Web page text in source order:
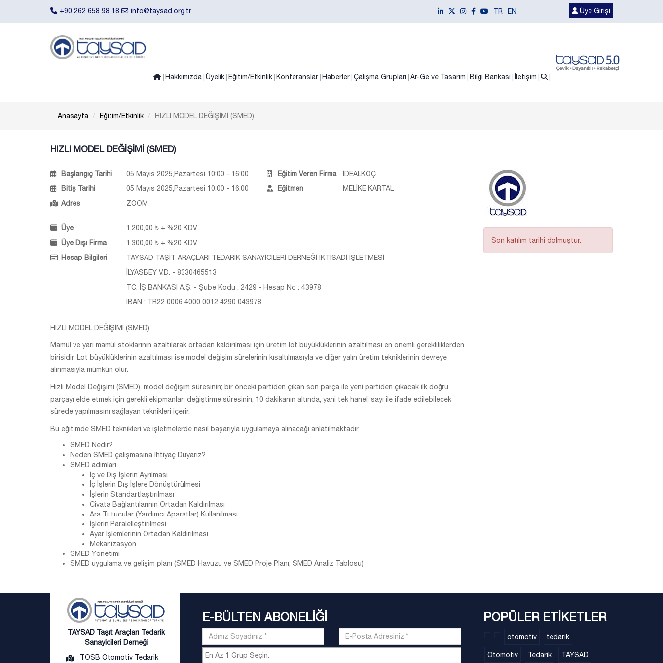
+90 262 658 98 18 info@taysad.org.tr TR EN Üye Girişi
Hakkımızda Üyelik Eğitim/Etkinlik Konferanslar Haberler Çalışma Grupları Ar-Ge ve Tasarım Bilgi Bankası İletişim
Anasayfa Eğitim/Etkinlik HIZLI MODEL DEĞİŞİMİ (SMED)
HIZLI MODEL DEĞİŞİMİ (SMED)
Başlangıç Tarihi
05 Mayıs 2025,Pazartesi 10:00 - 16:00
Bitiş Tarihi
05 Mayıs 2025,Pazartesi 10:00 - 16:00
Adres
ZOOM
Eğitim Veren Firma
İDEALKOÇ
Eğitmen
MELİKE KARTAL
Üye
1.200,00 ₺ + %20 KDV
Üye Dışı Firma
1.300,00 ₺ + %20 KDV
Hesap Bilgileri
TAYSAD TAŞIT ARAÇLARI TEDARİK SANAYİCİLERİ DERNEĞİ İKTİSADİ İŞLETMESİ
İLYASBEY V.D. - 8330465513
TC. İŞ BANKASI A.Ş. - Şube Kodu : 2429 - Hesap No : 43978
IBAN : TR22 0006 4000 0012 4290 043978
HIZLI MODEL DEĞİŞİMİ (SMED)
Mamül ve yarı mamül stoklarının azaltılarak ortadan kaldırılması için üretim lot büyüklüklerinin azaltılması en önemli gerekliliklerden
birisidir. Lot büyüklüklerinin azaltılması ise model değişim sürelerinin kısaltılmasıyla ve diğer yalın üretim tekniklerinin devreye
alınmasıyla mümkün olur.
Hızlı Model Değişimi (SMED), model değişim süresinin; bir önceki partiden çıkan son parça ile yeni partiden çıkacak ilk doğru
parçayı elde etmek için gerekli ekipmanları değiştirme süresinin; 10 dakikanın altında, yani tek haneli sayı ile ifade edilebilecek
sürede yapılmasını sağlayan teknikleri içerir.
Bu eğitimde SMED teknikleri ve işletmelerde nasıl başarıyla uygulamaya alınacağı anlatılmaktadır.
SMED Nedir?
Neden SMED çalışmasına İhtiyaç Duyarız?
SMED adımları
İç ve Dış İşlerin Ayrılması
İç İşlerin Dış İşlere Dönüştürülmesi
İşlerin Standartlaştırılması
Civata Bağlantılarının Ortadan Kaldırılması
Ara Tutucular (Yardımcı Aparatlar) Kullanılması
İşlerin Paralelleştirilmesi
Ayar İşlemlerinin Ortadan Kaldırılması
Mekanizasyon
SMED Yönetimi
SMED uygulama ve gelişim planı (SMED Havuzu ve SMED Proje Planı, SMED Analiz Tablosu)
Son katılım tarihi dolmuştur.
TAYSAD Taşıt Araçları Tedarik
Sanayicileri Derneği
TOSB Otomotiv Tedarik
E-BÜLTEN ABONELİĞİ POPÜLER ETİKETLER
otomotiv tedarik
Otomotiv Tedarik TAYSAD